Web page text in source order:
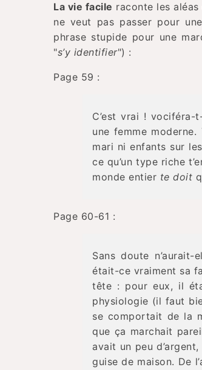
La vie facile raconte les
ne veut pas passer pour
phrase stupide pour une
"s’y identifier") :
Page 59 :
C’est vrai ! vociféra-
une femme
mari ni enfants sur
ce qu’un type riche
monde entier te doit
Page 60-61 :
Sans doute
était-ce vraiment sa
tête : pour eux, il
physiologie (il faut
se comportait de la
que ça marchait
avait un peu
guise de maison. De